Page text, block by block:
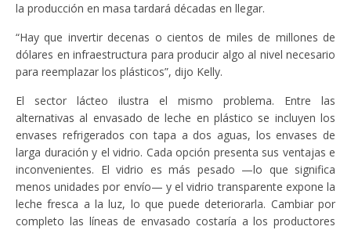
la producción en masa tardará décadas en llegar.
“Hay que invertir decenas o cientos de miles de millones de
dólares en infraestructura para producir algo al nivel necesario
para reemplazar los plásticos”, dijo Kelly.
El sector lácteo ilustra el mismo problema. Entre las
alternativas al envasado de leche en plástico se incluyen los
envases refrigerados con tapa a dos aguas, los envases de
larga duración y el vidrio. Cada opción presenta sus ventajas e
inconvenientes. El vidrio es más pesado —lo que significa
menos unidades por envío— y el vidrio transparente expone la
leche fresca a la luz, lo que puede deteriorarla. Cambiar por
completo las líneas de envasado costaría a los productores